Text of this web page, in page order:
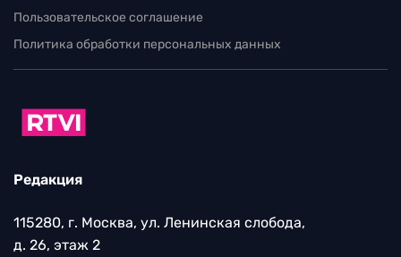
Пользовательское соглашение
Политика обработки персональных данных
Редакция
115280, г. Москва, ул. Ленинская слобода,
д. 26, этаж 2